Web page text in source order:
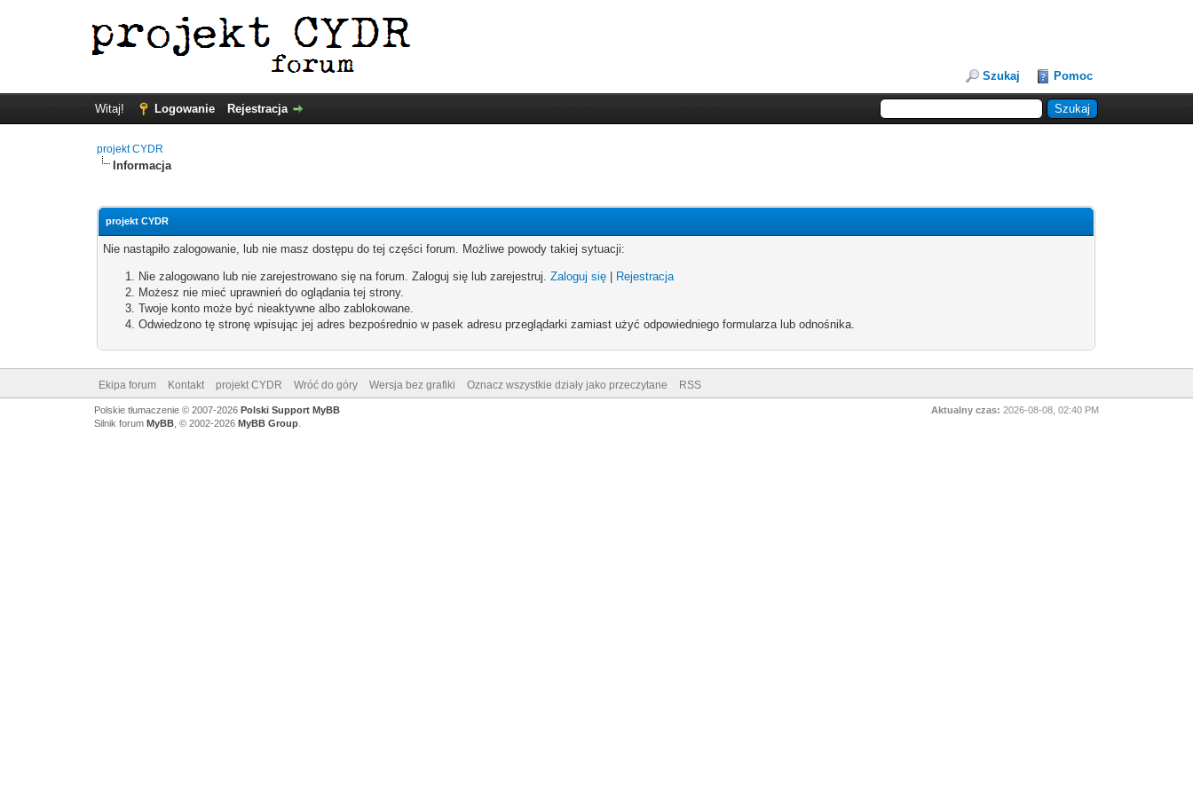
Szukaj Pomoc
Witaj! Logowanie Rejestracja
projekt CYDR
Informacja
projekt CYDR
Nie nastąpiło zalogowanie, lub nie masz dostępu do tej części forum. Możliwe powody takiej sytuacji:
Nie zalogowano lub nie zarejestrowano się na forum. Zaloguj się lub zarejestruj.Zaloguj się
Rejestracja
Możesz nie mieć uprawnień do oglądania tej strony.
Twoje konto może być nieaktywne albo zablokowane.
Odwiedzono tę stronę wpisując jej adres bezpośrednio w pasek adresu przeglądarki zamiast użyć odpowiedniego formularza lub odnośnika.
Ekipa forum Kontakt projekt CYDR Wróć do góry Wersja bez grafiki Oznacz wszystkie działy jako przeczytane RSS
Aktualny czas: 2026-08-08, 02:40 PM
Polskie tłumaczenie © 2007-2026 Polski Support MyBB
Silnik forum MyBB, © 2002-2026 MyBB Group.